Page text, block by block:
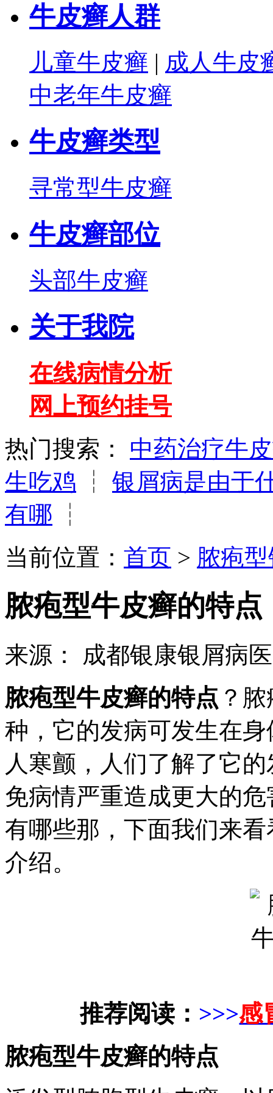
牛皮癣人群
儿童牛皮癣 | 成人牛皮
中老年牛皮癣
牛皮癣类型
寻常型牛皮癣
牛皮癣部位
头部牛皮癣
关于我院
在线病情分析
网上预约挂号
热门搜索：
中药治疗牛
生吃鸡 ┆ 银屑病是由于
有哪 ┆
当前位置： 首页 > 脓疱
脓疱型牛皮癣的特点
来源： 成都银康银屑病
脓疱型牛皮癣的特点 ？
种，它的发病可发生在
人寒颤，人们了解了它
免病情严重造成更大的
有哪些那，下面我们来看
介绍。
推荐阅读： >>>感
脓疱型牛皮癣的特点